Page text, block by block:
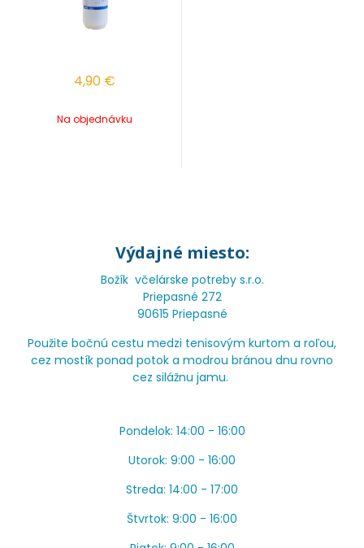
4,90 €
Na objednávku
Výdajné miesto:
Božík včelárske potreby s.r.o.
Priepasné 272
90615 Priepasné
Použite bočnú cestu medzi tenisovým kurtom a roľou,
cez mostík ponad potok a modrou bránou dnu rovno
cez silážnu jamu.
Pondelok: 14:00 - 16:00
Utorok: 9:00 - 16:00
Streda: 14:00 - 17:00
Štvrtok: 9:00 - 16:00